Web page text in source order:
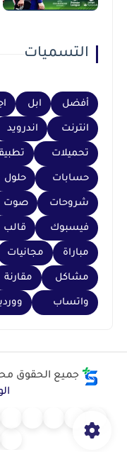
التسميات
أفضل ابل
انترنت اندرويد
تحميلات
حسابات حلول
شروحات صوت
فيسبوك قالب
مباراة مجانيات
مشاكل مقارنة
واتساب
جميع الحقوق